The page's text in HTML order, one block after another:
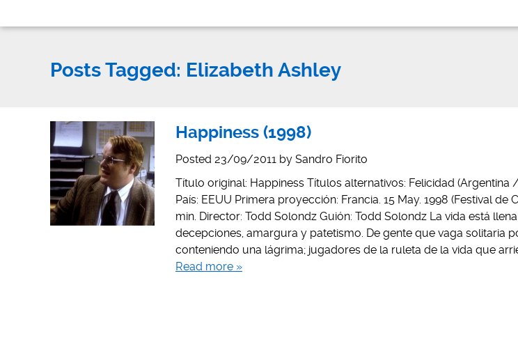
Posts Tagged: Elizabeth Ashley
Happiness (1998)
Posted 23/09/2011 by Sandro Fiorito
Título original: Happiness Títulos alternativos: Felicidad (Argentina
País: EEUU Primera proyección: Francia. 15 May. 1998 (Festival de
min. Director: Todd Solondz Guión: Todd Solondz La vida está
decepciones, amargura y patetismo. De gente que vaga solitaria
conteniendo una lágrima; jugadores de la ruleta de la vida que
Read more »